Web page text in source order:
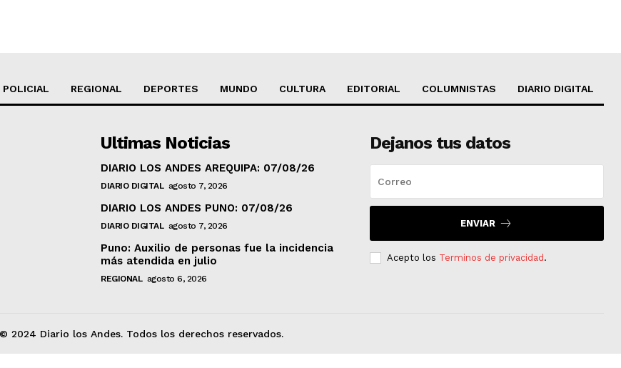
POLICIAL REGIONAL DEPORTES MUNDO CULTURA EDITORIAL COLUMNISTAS DIARIO DIGITAL
Ultimas Noticias
DIARIO LOS ANDES AREQUIPA: 07/08/26
DIARIO DIGITAL agosto 7, 2026
DIARIO LOS ANDES PUNO: 07/08/26
DIARIO DIGITAL agosto 7, 2026
Puno: Auxilio de personas fue la incidencia
más atendida en julio
REGIONAL agosto 6, 2026
Dejanos tus datos
ENVIAR
Acepto los Terminos de privacidad .
© 2024 Diario los Andes. Todos los derechos reservados.